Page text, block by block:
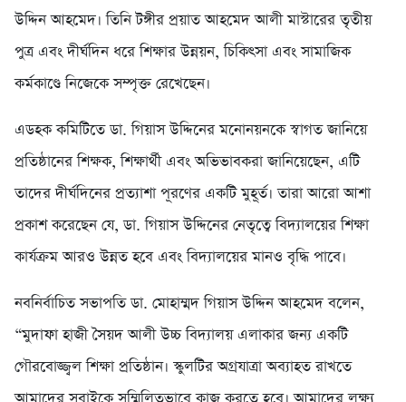
উদ্দিন আহমেদ। তিনি টঙ্গীর প্রয়াত আহমেদ আলী মাস্টারের তৃতীয়
পুত্র এবং দীর্ঘদিন ধরে শিক্ষার উন্নয়ন, চিকিৎসা এবং সামাজিক
কর্মকাণ্ডে নিজেকে সম্পৃক্ত রেখেছেন।
এডহক কমিটিতে ডা. গিয়াস উদ্দিনের মনোনয়নকে স্বাগত জানিয়ে
প্রতিষ্ঠানের শিক্ষক, শিক্ষার্থী এবং অভিভাবকরা জানিয়েছেন, এটি
তাদের দীর্ঘদিনের প্রত্যাশা পূরণের একটি মুহূর্ত। তারা আরো আশা
প্রকাশ করেছেন যে, ডা. গিয়াস উদ্দিনের নেতৃত্বে বিদ্যালয়ের শিক্ষা
কার্যক্রম আরও উন্নত হবে এবং বিদ্যালয়ের মানও বৃদ্ধি পাবে।
নবনির্বাচিত সভাপতি ডা. মোহাম্মদ গিয়াস উদ্দিন আহমেদ বলেন,
“মুদাফা হাজী সৈয়দ আলী উচ্চ বিদ্যালয় এলাকার জন্য একটি
গৌরবোজ্জ্বল শিক্ষা প্রতিষ্ঠান। স্কুলটির অগ্রযাত্রা অব্যাহত রাখতে